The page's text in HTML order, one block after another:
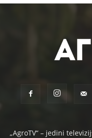
„AgroTV“ – jedini